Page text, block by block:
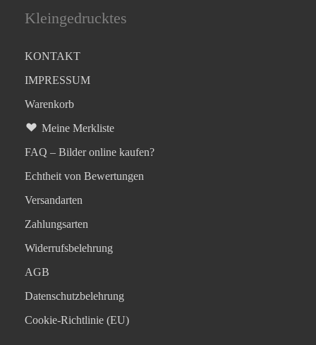
Kleingedrucktes
KONTAKT
IMPRESSUM
Warenkorb
Meine Merkliste
FAQ – Bilder online kaufen?
Echtheit von Bewertungen
Versandarten
Zahlungsarten
Widerrufsbelehrung
AGB
Datenschutzbelehrung
Cookie-Richtlinie (EU)